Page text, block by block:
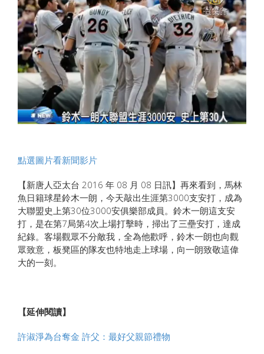
點選圖片看新聞影片
【新唐人亞太台 2016 年 08 月 08 日訊】再來看到，馬林
魚日籍球星鈴木一朗，今天敲出生涯第3000支安打，成為
大聯盟史上第30位3000安俱樂部成員。鈴木一朗這支安
打，是在第7局第4次上場打擊時，掃出了三壘安打，達成
紀錄。客場觀眾不分敵我，全為他歡呼，鈴木一朗也向觀
眾致意，板凳區的隊友也特地走上球場，向一朗致敬這偉
大的一刻。
【延伸閱讀】
許淑淨為台奪金 許父：最好父親節禮物